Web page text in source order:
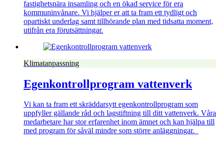
fastighetsnära insamling och en ökad service för era
kommuninvånare. Vi hjälper er att ta fram ett tydligt och
opartiskt underlag samt tillhörande plan med tidsatta moment,
utifrån era förutsättningar.
Klimatanpassning
Egenkontrollprogram vattenverk
Vi kan ta fram ett skräddarsytt egenkontrollprogram som
uppfyller gällande råd och lagstiftning till ditt vattenverk. Våra
medarbetare har stor erfarenhet inom ämnet och kan hjälpa till
med program för såväl mindre som större anläggningar.